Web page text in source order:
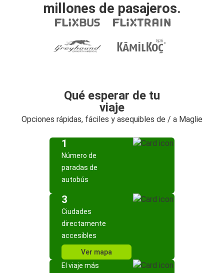
millones de pasajeros.
Qué esperar de tu
viaje
Opciones rápidas, fáciles y asequibles de / a Maglie
1
Número de
paradas de
autobús
3
Ciudades
directamente
accesibles
Ver mapa
El viaje más